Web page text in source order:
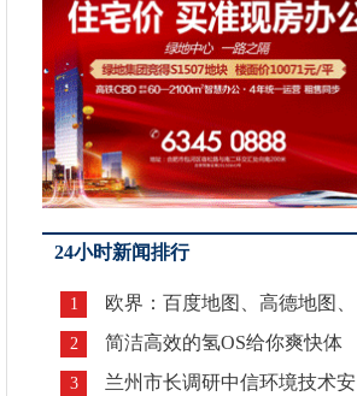
24小时新闻排行
1 欧界：百度地图、高德地图、
2 简洁高效的氢OS给你爽快体
3 兰州市长调研中信环境技术安